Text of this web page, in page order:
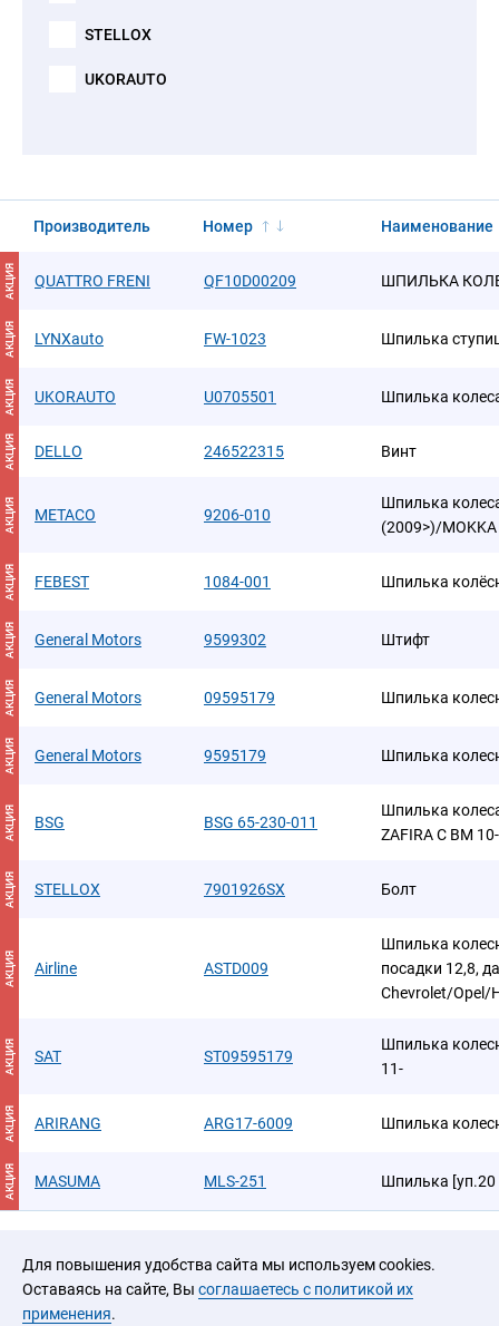
Для повышения удобства сайта мы используем cookies.
Оставаясь на сайте, Вы соглашаетесь с политикой их
применения.
STELLOX
UKORAUTO
Производитель Номер Наименование
АКЦИЯ QUATTRO FRENI QF10D00209 ШПИЛЬКА
АКЦИЯ LYNXauto FW-1023 Шпилька
АКЦИЯ UKORAUTO U0705501 Шпилька
АКЦИЯ DELLO 246522315 Винт
АКЦИЯ METACO 9206-010
Шпилька
(2009>)/
АКЦИЯ FEBEST 1084-001 Шпилька
АКЦИЯ General Motors 9599302 Штифт
АКЦИЯ General Motors 09595179 Шпилька
АКЦИЯ General Motors 9595179 Шпилька
АКЦИЯ BSG BSG 65-230-011
Шпилька
ZAFIRA C BM 10-
АКЦИЯ STELLOX 7901926SX Болт
АКЦИЯ Airline ASTD009
Шпилька
посадки 12,8,
Chevrolet/Opel/
АКЦИЯ SAT ST09595179
Шпилька
11-
АКЦИЯ ARIRANG ARG17-6009 Шпилька
АКЦИЯ MASUMA MLS-251 Шпилька [уп.20